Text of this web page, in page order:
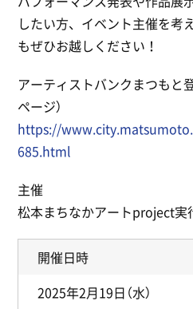
したい方、イベント主催を考
もぜひお越しください！
アーティストバンクまつもと
ページ）
https://
685.html
主催
松本まちなかアートproject実
開催日時
2025年2月19日（水）